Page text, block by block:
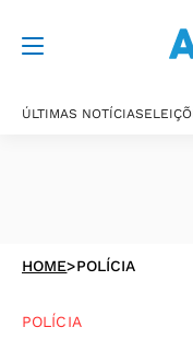
ÚLTIMAS NOTÍCIAS
HOME>POLÍCIA
POLÍCIA